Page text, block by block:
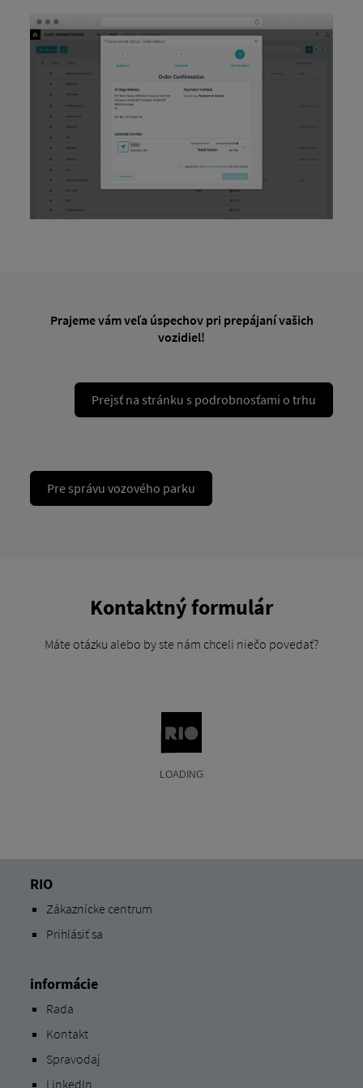
Prajeme vám veľa úspechov pri prepájaní vašich
vozidiel!
Prejsť na stránku s podrobnosťami o trhu
Pre správu vozového parku
Kontaktný formulár
Máte otázku alebo by ste nám chceli niečo povedať?
RIO
Zákaznícke centrum
Prihlásiť sa
informácie
Rada
Kontakt
Spravodaj
LinkedIn